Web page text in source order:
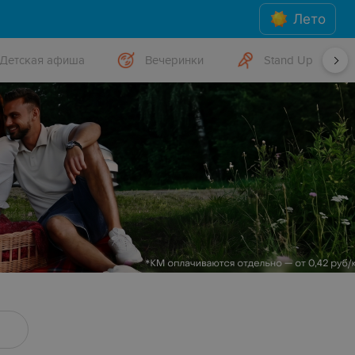
Лето
Детская афиша Вечеринки Stand Up